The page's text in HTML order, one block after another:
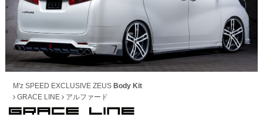
M'z SPEED EXCLUSIVE ZEUS Body Kit
GRACE LINE アルファード